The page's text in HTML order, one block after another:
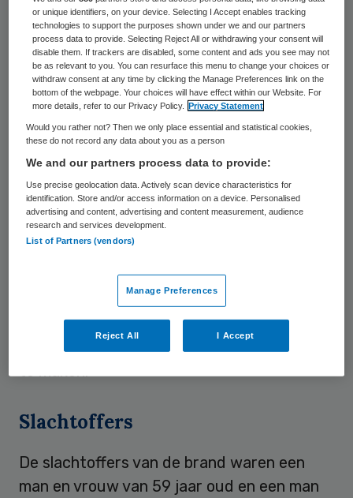
(OM) in Den Haag zegt dat er niks mis was
met de brandveiligheid van Rivierduinen en
dat de instelling niks te verwijten valt.
De brandis op 12 maart mogelijk
uitgebroken door een brandende sigaret
van een bewoner, maar zekerheid bestaat
daarover niet. De oorzaak is niet meer te
achterhalen, meldt het OM woensdag.
Justitie begon in april vorig jaar een
een beter beeld te krijgen van het
rookbeleid bij Rivierduinen. Toen heerste het
beeld nog dat Rivierduinen meer had
moeten doen om het risico op brand kleiner
te maken.
Slachtoffers
De slachtoffers van de brand waren een
man en vrouw van 59 jaar oud en een man
or unique identifiers, on your device. Selecting I Accept enables tracking
technologies to support the purposes shown under we and our partners
process data to provide. Selecting Reject All or withdrawing your consent will
disable them. If trackers are disabled, some content and ads you see may not
be as relevant to you. You can resurface this menu to change your choices or
withdraw consent at any time by clicking the Manage Preferences link on the
bottom of the webpage. Your choices will have effect within our Website. For
more details, refer to our Privacy Policy.
Privacy Statement
Would you rather not? Then we only place essential and statistical cookies,
these do not record any data about you as a person
We and our partners process data to provide:
Use precise geolocation data. Actively scan device characteristics for
identification. Store and/or access information on a device. Personalised
advertising and content, advertising and content measurement, audience
research and services development.
List of Partners (vendors)
Manage Preferences
Reject All I Accept